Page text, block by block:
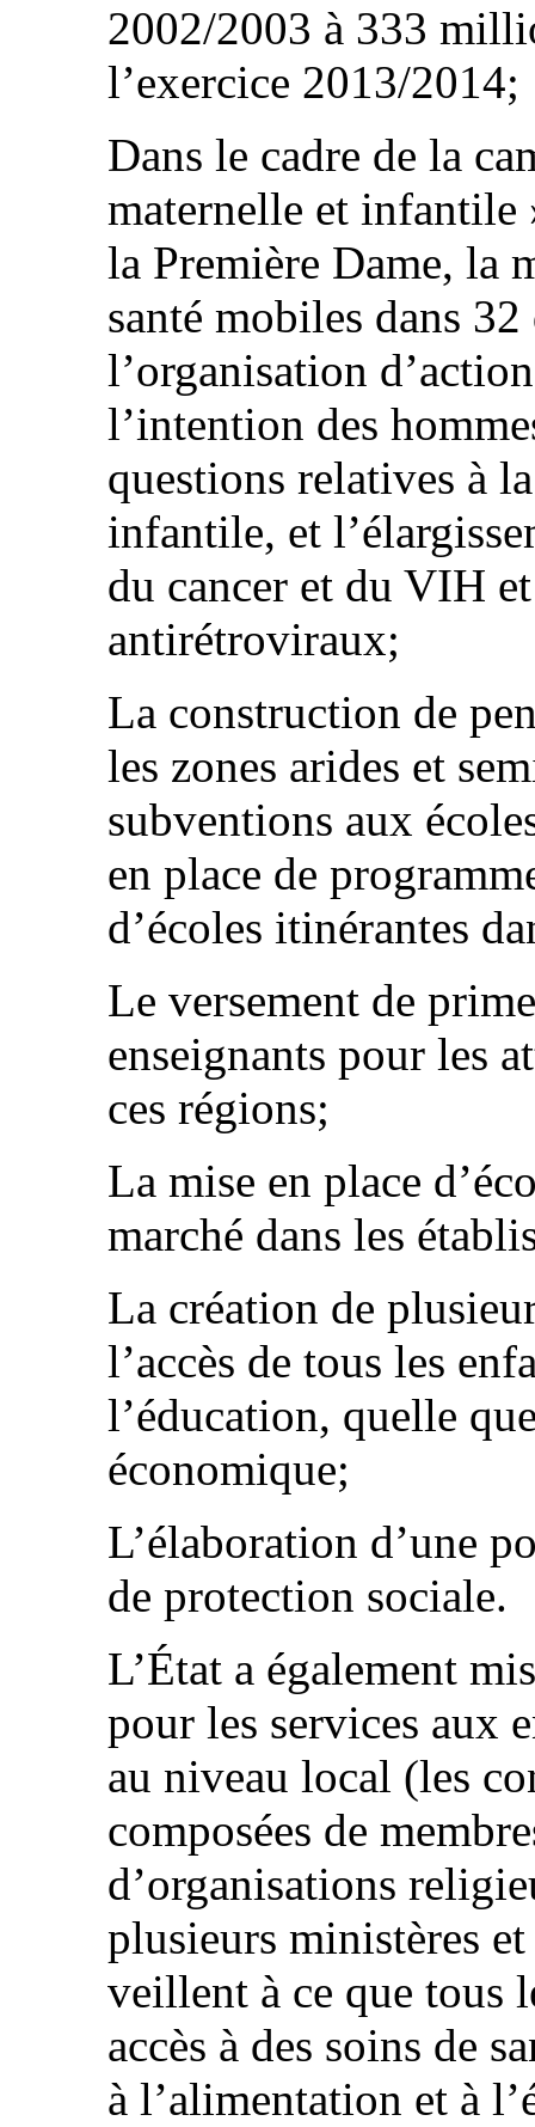
2002/2003 à 333
l’exercice 2013/2014;
Dans le cadre de la
maternelle et infantile
la Première Dame, la
santé mobiles dans
l’organisation
l’intention des
questions relatives à
infantile, et
du cancer et du VIH
antirétroviraux;
La construction de
les zones arides et
subventions aux
en place de
d’écoles itinérantes
Le versement de
enseignants pour les
ces régions;
La mise en place
marché dans les
La création de
l’accès de tous les
l’éducation, quelle
économique;
L’élaboration d’une
de protection sociale.
L’État a également
pour les services aux
au niveau local (les
composées de
d’organisations
plusieurs ministères
veillent à ce que tous
accès à des soins de
à l’alimentation et à